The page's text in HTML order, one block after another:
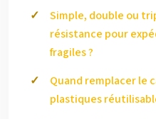
Simple, double ou
résistance pour
fragiles ?
Quand remplacer le
plastiques